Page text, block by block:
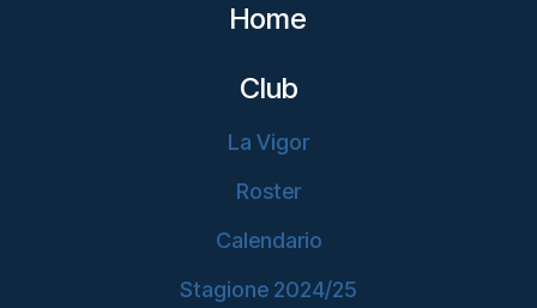
Home
Club
La Vigor
Roster
Calendario
Stagione 2024/25